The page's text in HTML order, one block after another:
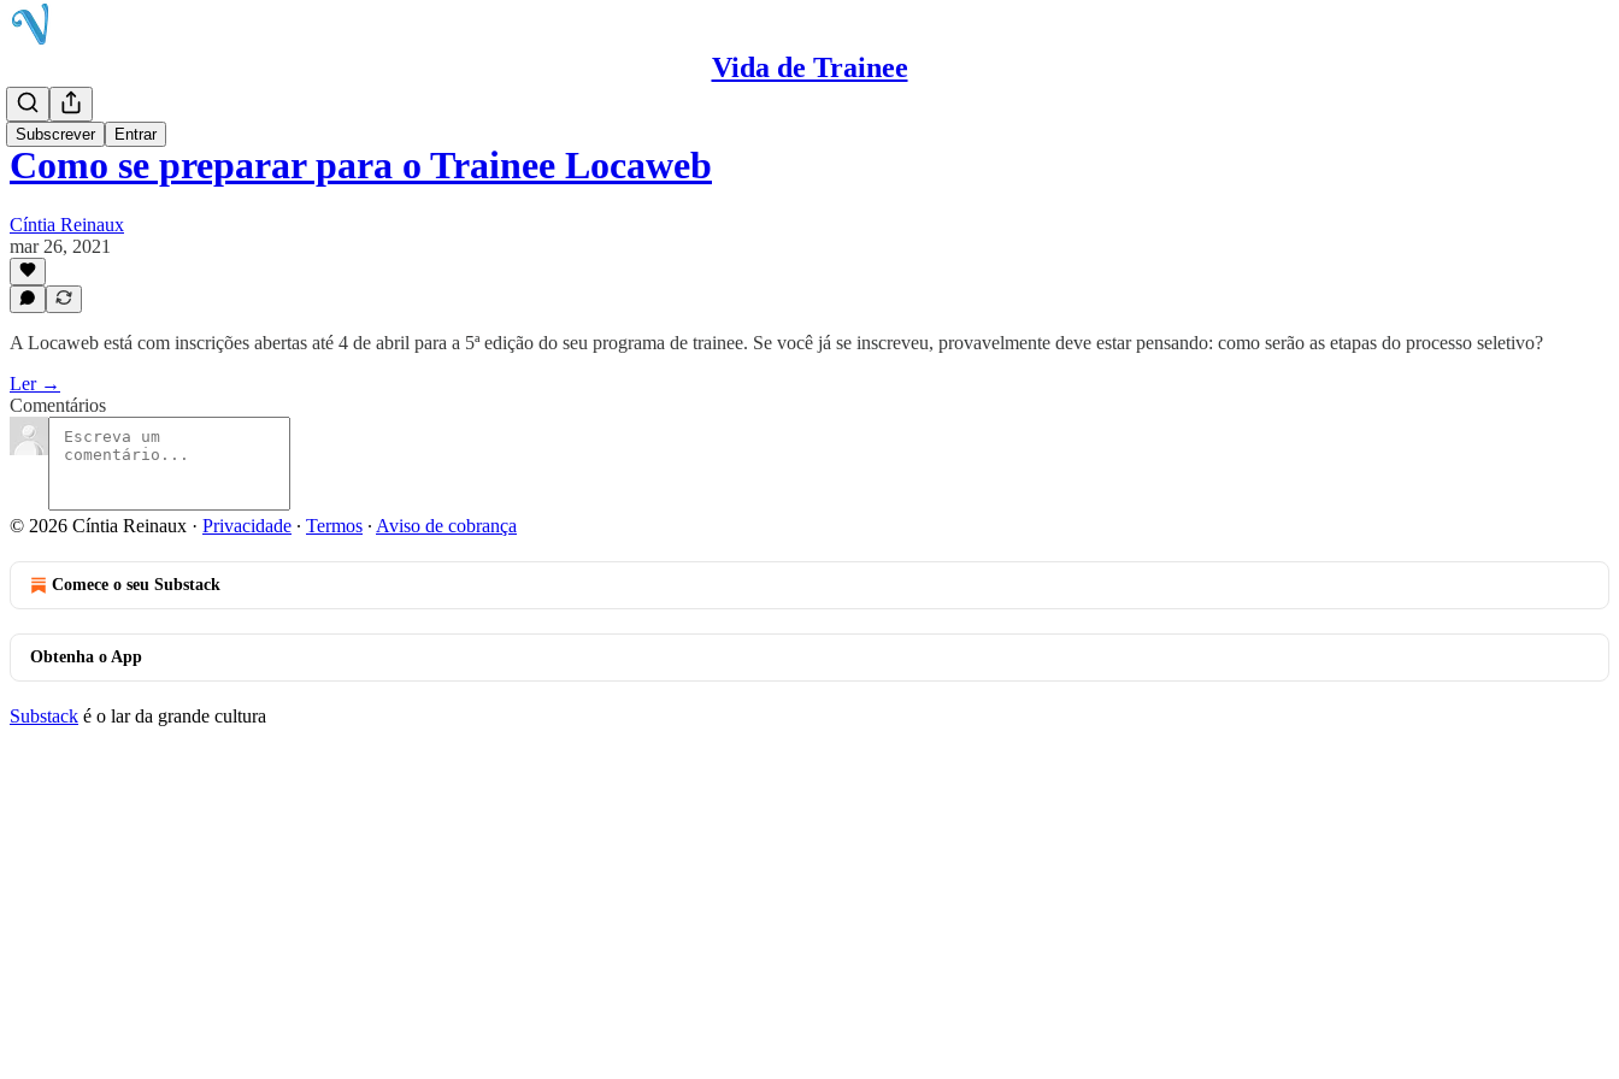
Vida de Trainee
Subscrever Entrar
Blog
Como se preparar para o Trainee Locaweb
Cíntia Reinaux
mar 26, 2021
A Locaweb está com inscrições abertas até 4 de abril para a 5ª edição do seu programa de trainee. Se você já se inscreveu, provavelmente deve estar pensando: como serão as etapas do processo seletivo?
Ler →
Comentários
© 2026 Cíntia Reinaux · Privacidade ∙ Termos ∙ Aviso de cobrança
Comece o seu Substack
Obtenha o App
Substack é o lar da grande cultura